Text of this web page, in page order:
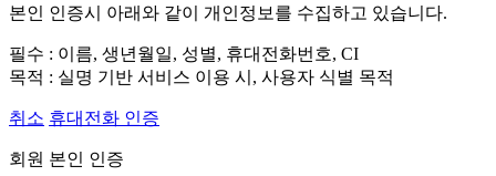
본인 인증시 아래와 같이 개인정보를 수집하고 있습니다.
필수 : 이름, 생년월일, 성별, 휴대전화번호, CI
목적 : 실명 기반 서비스 이용 시, 사용자 식별 목적
취소 휴대전화 인증
회원 본인 인증